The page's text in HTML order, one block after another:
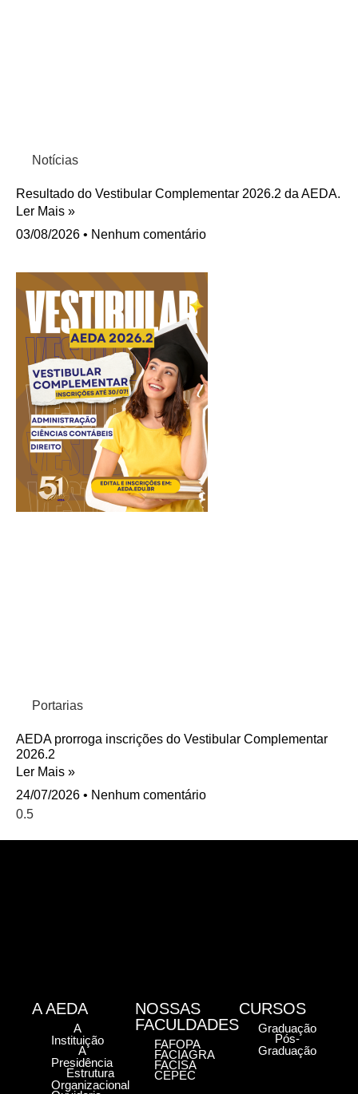
Notícias
Resultado do Vestibular Complementar 2026.2 da AEDA.
Ler Mais »
03/08/2026
Nenhum comentário
Portarias
AEDA prorroga inscrições do Vestibular Complementar
2026.2
Ler Mais »
24/07/2026
Nenhum comentário
A AEDA
A
Instituição
A
Presidência
Estrutura
Organizacional
NOSSAS
FACULDADES
FAFOPA
FACIAGRA
FACISA
CEPEC
CURSOS
Graduação
Pós-
Graduação